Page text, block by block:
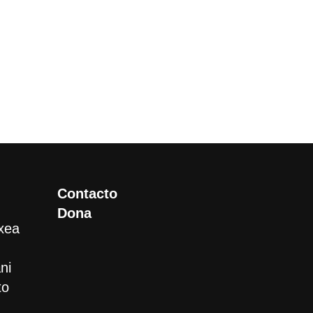
Contacto
Dona